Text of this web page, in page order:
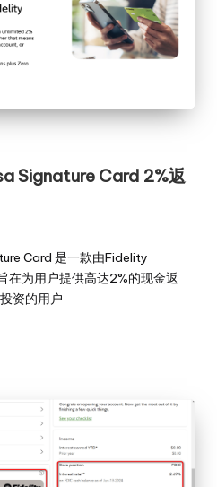
Signature Card 2%返
Card 是一款由Fidelity
为用户提供高达2%的现金返
资的用户